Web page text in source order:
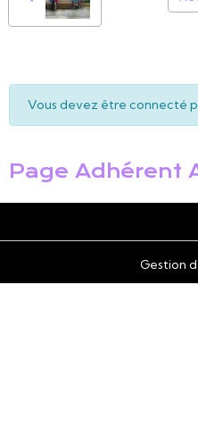
Vous devez être connecté
Page Adhérent
Gestion